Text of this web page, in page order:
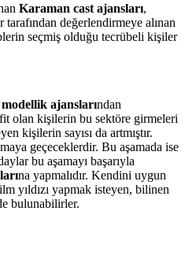
Karaman cast ajansları,
değerlendirmeye alınan
seçmiş olduğu tecrübeli kişiler
ajanslarından
olan kişilerin bu sektöre girmeleri
kişilerin sayısı da artmıştır.
geçeceklerdir. Bu aşamada ise
bu aşamayı başarıyla
na yapmalıdır. Kendini uygun
yıldızı yapmak isteyen, bilinen
bulunabilirler.